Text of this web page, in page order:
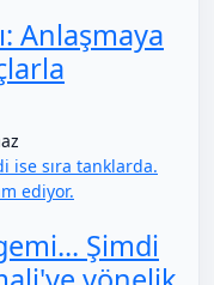
Anlaşmaya
Şimdi